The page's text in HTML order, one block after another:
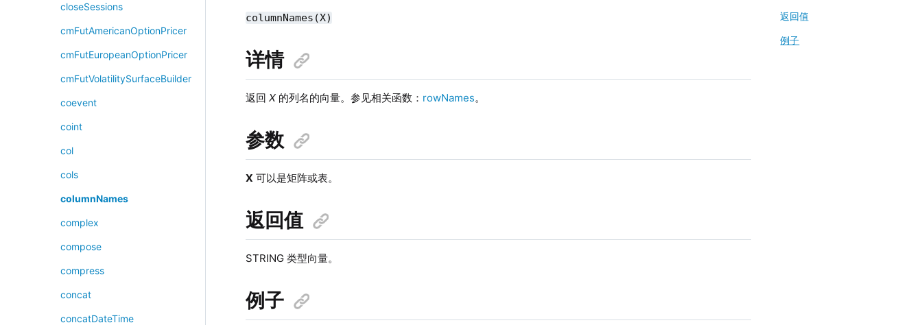
closeSessions
cmFutAmericanOptionPricer
cmFutEuropeanOptionPricer
cmFutVolatilitySurfaceBuilder
coevent
coint
col
cols
columnNames
complex
compose
compress
concat
concatDateTime
columnNames(X)
详情
返回X 的列名的向量。参见相关函数： rowNames。
参数
X 可以是矩阵或表。
返回值
STRING 类型向量。
例子
返回值
例子